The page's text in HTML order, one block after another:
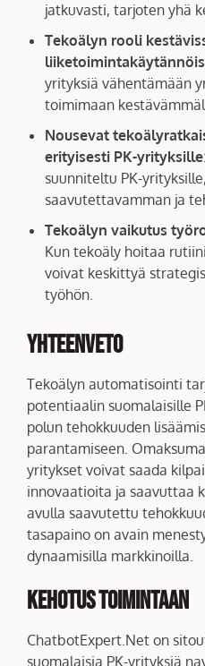
jatkuvasti, tarjoten yhä
Tekoälyn rooli
yrityksiä vähentämään
toimimaan
Nousevat
erityisesti PK-yrityksille
suunniteltu PK-
saavutettavamman ja
Tekoälyn vaikutus
Kun tekoäly hoitaa
voivat keskittyä
työhön.
Yhteenveto
Tekoälyn automatisointi
potentiaalin suomalaisille
polun tehokkuuden
parantamiseen.
yritykset voivat saada
innovaatioita ja saavuttaa
avulla saavutettu
tasapaino on avain
dynaamisilla markkinoilla.
Kehotus Toimintaan
ChatbotExpert.Net on
suomalaisia PK-yrityksiä